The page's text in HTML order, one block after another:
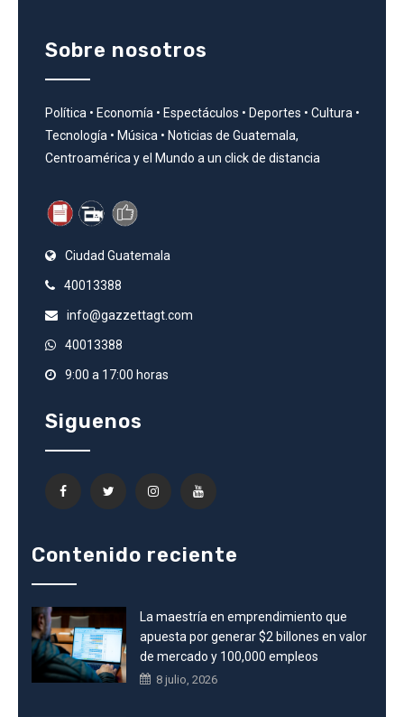
Sobre nosotros
Política • Economía • Espectáculos • Deportes • Cultura •
Tecnología • Música • Noticias de Guatemala,
Centroamérica y el Mundo a un click de distancia
Ciudad Guatemala
40013388
info@gazzettagt.com
40013388
9:00 a 17:00 horas
Siguenos
Contenido reciente
La maestría en emprendimiento que
apuesta por generar $2 billones en valor
de mercado y 100,000 empleos
8 julio, 2026